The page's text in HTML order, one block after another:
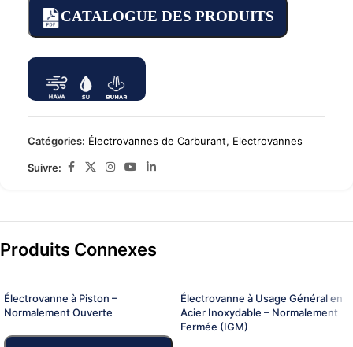
CATALOGUE DES PRODUITS
Catégories: Électrovannes de Carburant, Electrovannes
Suivre:
Produits Connexes
Électrovanne à Piston –
Normalement Ouverte
Électrovanne à Usage Général en
Acier Inoxydable – Normalement
Fermée (IGM)